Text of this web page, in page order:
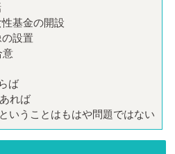
基金の開設
設置
意
ば
れば
いうことはもはや問題ではない